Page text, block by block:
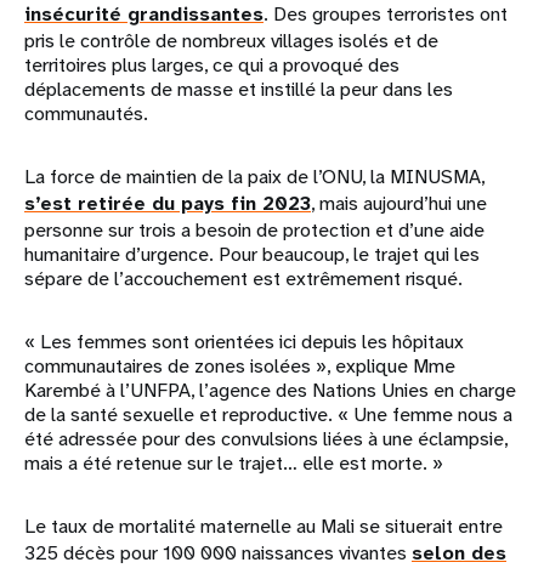
insécurité grandissantes. Des groupes terroristes ont
pris le contrôle de nombreux villages isolés et de
territoires plus larges, ce qui a provoqué des
déplacements de masse et instillé la peur dans les
communautés.
La force de maintien de la paix de l’ONU, la MINUSMA,
s’est retirée du pays fin 2023, mais aujourd’hui une
personne sur trois a besoin de protection et d’une aide
humanitaire d’urgence. Pour beaucoup, le trajet qui les
sépare de l’accouchement est extrêmement risqué.
« Les femmes sont orientées ici depuis les hôpitaux
communautaires de zones isolées », explique Mme
Karembé à l’UNFPA, l’agence des Nations Unies en charge
de la santé sexuelle et reproductive. « Une femme nous a
été adressée pour des convulsions liées à une éclampsie,
mais a été retenue sur le trajet… elle est morte. »
Le taux de mortalité maternelle au Mali se situerait entre
325 décès pour 100 000 naissances vivantes selon des